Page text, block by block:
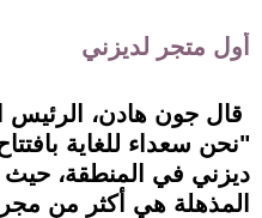
أول متجر لديزني
قال جون هادن، الرئيس
"نحن سعداء للغاية
ديزني في المنطقة، حيث
المذهلة هي أكثر من